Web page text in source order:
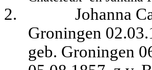
2.
Johanna
Groningen
geb. Groningen